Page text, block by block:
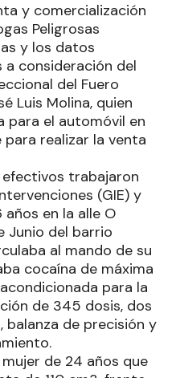
y comercialización
Peligrosas
y los datos
consideración del
del Fuero
Luis Molina, quien
para el automóvil en
realizar la venta
efectivos trabajaron
(GIE) y
en la alle O
Junio del barrio
al mando de su
cocaína de máxima
para la
de 345 dosis, dos
balanza de precisión y
de 24 años que